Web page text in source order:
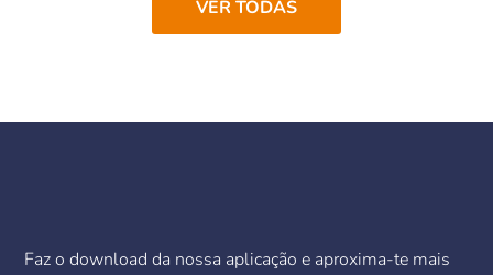
VER TODAS
Faz o download da nossa aplicação e aproxima-te mais